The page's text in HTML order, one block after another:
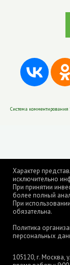
Система комментирования
Характер
исключительно
При принятии
более полный
При
обязательна.
Политика
персональных
105120, г. Москва,